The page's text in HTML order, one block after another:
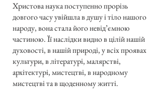
Христова наука поступенно прорізь
довгого часу увійшла в душу і тіло нашого
народу, вона стала його невід’ємною
частиною. Її наслідки видно в цілій нашій
духовості, в нашій природі, у всіх проявах
культури, в літературі, малярстві,
архітектурі, мистецтві, в народному
мистецтві та в щоденному житті.